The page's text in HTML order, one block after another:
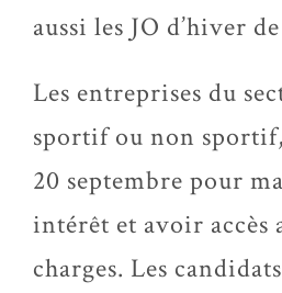
aussi les JO d’hiver
Les entreprises du
sportif ou non
20 septembre pour
intérêt et avoir accès
charges. Les